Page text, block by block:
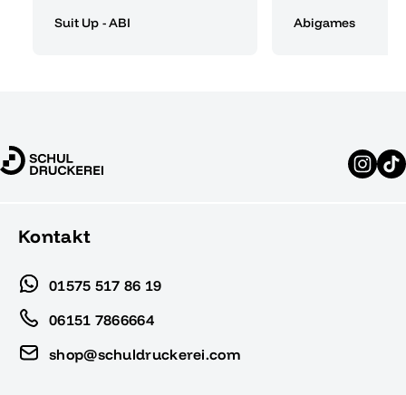
Suit Up - ABI Abigames
Kontakt
01575 517 86 19
06151 7866664
shop@schuldruckerei.com